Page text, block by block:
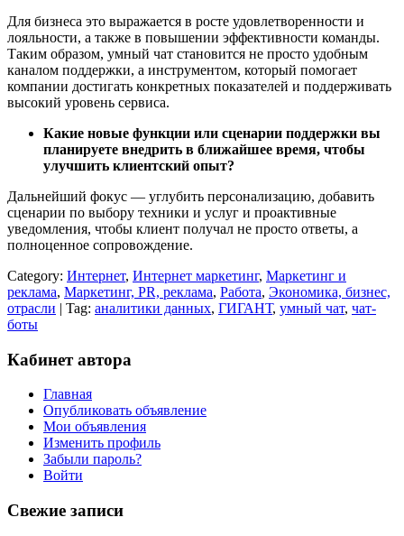
Для бизнеса это выражается в росте удовлетворенности и
лояльности, а также в повышении эффективности команды.
Таким образом, умный чат становится не просто удобным
каналом поддержки, а инструментом, который помогает
компании достигать конкретных показателей и поддерживать
высокий уровень сервиса.
Какие новые функции или сценарии поддержки вы
планируете внедрить в ближайшее время, чтобы
улучшить клиентский опыт?
Дальнейший фокус — углубить персонализацию, добавить
сценарии по выбору техники и услуг и проактивные
уведомления, чтобы клиент получал не просто ответы, а
полноценное сопровождение.
Category: Интернет, Интернет маркетинг, Маркетинг и
реклама, Маркетинг, PR, реклама, Работа, Экономика, бизнес,
отрасли | Tag: аналитики данных, ГИГАНТ, умный чат, чат-
боты
Кабинет автора
Главная
Опубликовать объявление
Мои объявления
Изменить профиль
Забыли пароль?
Войти
Свежие записи